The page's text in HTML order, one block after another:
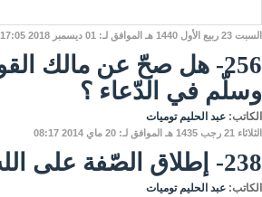
السبت 23 ربيع الأول 1440 هـ الموافق لـ: 01 ديسمبر 2018 17:05
256- هل صحّ عن مالك
وسلّم في الدّعاء ؟
الكاتب: عبد الحليم توميات
الثلاثاء 21 رجب 1435 هـ الموافق لـ: 20 ماي 2014 08:17
238- إطلاق الصّفة على الله تعالى
الكاتب: عبد الحليم توميات